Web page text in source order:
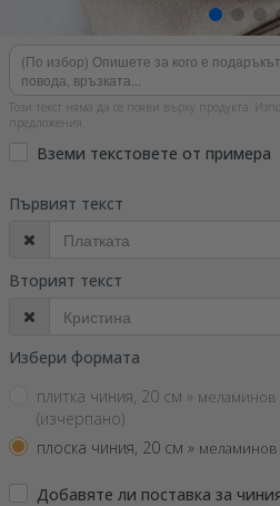
Този текст няма да се появи върху продукта.
предложения.
Вземи текстовете от примера
Първият текст
Вторият текст
Избери формата
плитка чиния, 20 см » меламинов
(изчерпано)
плоска чиния, 20 см » меламинов
Добавяте ли поставка за